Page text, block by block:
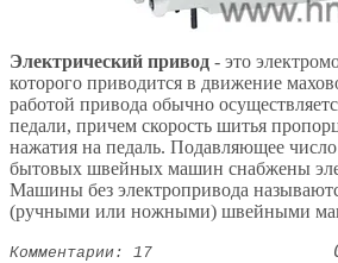
Электрический привод - это
которого приводится в движение
работой привода обычно
педали, причем скорость шитья
нажатия на педаль. Подавляющее
бытовых швейных машин снабжены
Машины без электропривода
(ручными или ножными) швейными
Комментарии: 17